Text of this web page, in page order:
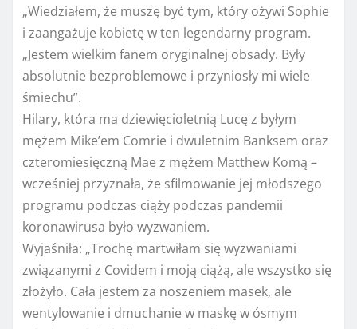
„Wiedziałem, że muszę być tym, który ożywi Sophie
i zaangażuje kobietę w ten legendarny program.
„Jestem wielkim fanem oryginalnej obsady. Były
absolutnie bezproblemowe i przyniosły mi wiele
śmiechu”.
Hilary, która ma dziewięcioletnią Lucę z byłym
mężem Mike’em Comrie i dwuletnim Banksem oraz
czteromiesięczną Mae z mężem Matthew Komą –
wcześniej przyznała, że ​​sfilmowanie jej młodszego
programu podczas ciąży podczas pandemii
koronawirusa było wyzwaniem.
Wyjaśniła: „Trochę martwiłam się wyzwaniami
związanymi z Covidem i moją ciążą, ale wszystko się
złożyło. Cała jestem za noszeniem masek, ale
wentylowanie i dmuchanie w maskę w ósmym